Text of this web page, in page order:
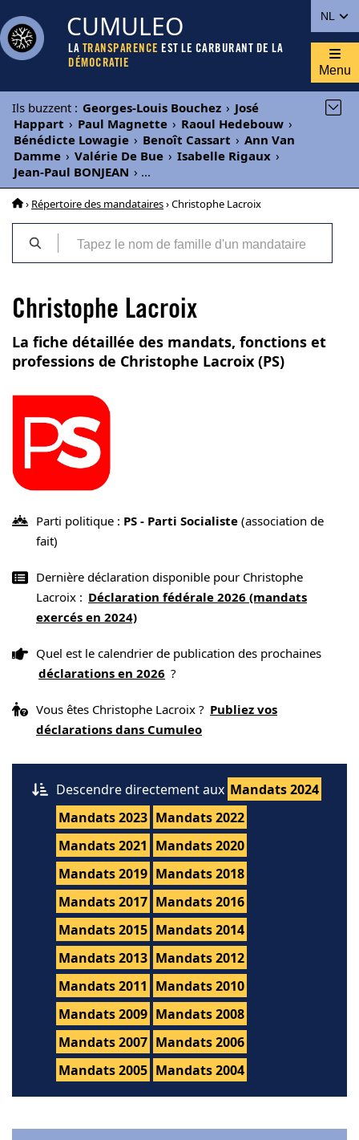
NL
CUMULEO
LA TRANSPARENCE EST LE CARBURANT DE LA
DÉMOCRATIE
Menu
Ils buzzent : Georges-Louis Bouchez › José
Happart › Paul Magnette › Raoul Hedebouw ›
Bénédicte Lowagie › Benoît Cassart › Ann Van
Damme › Valérie De Bue › Isabelle Rigaux ›
Jean-Paul BONJEAN › ...
› Répertoire des mandataires› Christophe Lacroix
Christophe Lacroix
La fiche détaillée des mandats, fonctions et
professions de Christophe Lacroix (PS)
Parti politique : PS - Parti Socialiste (association de
fait)
Dernière déclaration disponible pour Christophe
Lacroix : Déclaration fédérale 2026 (mandats
exercés en 2024)
Quel est le calendrier de publication des prochaines
déclarations en 2026 ?
Vous êtes Christophe Lacroix ? Publiez vos
déclarations dans Cumuleo
Descendre directement aux Mandats 2024
Mandats 2023 Mandats 2022
Mandats 2021 Mandats 2020
Mandats 2019 Mandats 2018
Mandats 2017 Mandats 2016
Mandats 2015 Mandats 2014
Mandats 2013 Mandats 2012
Mandats 2011 Mandats 2010
Mandats 2009 Mandats 2008
Mandats 2007 Mandats 2006
Mandats 2005 Mandats 2004